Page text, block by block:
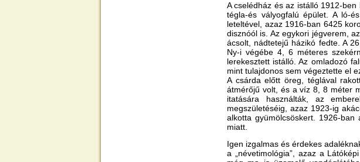
A cselédház és az istálló 1912-
tégla-és vályogfalú épület. A ló-
leteltével, azaz 1916-ban 6425
disznóól is. Az egykori jégverem,
ácsolt, nádtetejű házikó fedte. A
Ny-i végébe 4, 6 méteres
lerekesztett istálló. Az omladozó
mint tulajdonos sem végeztette el
A csárda előtt öreg, téglával
átmérőjű volt, és a víz 8, 8 méter
itatására használták, az
megszületéséig, azaz 1923-ig
alkotta gyümölcsöskert. 1926-
miatt.
Igen izgalmas és érdekes
a „névetimológia”, azaz a